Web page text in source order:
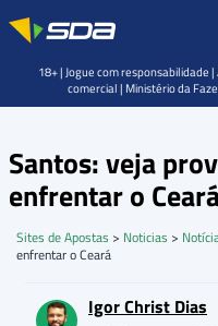
Santos: veja
enfrentar o
Sites de Apostas > Noticias >
enfrentar o Ceará
Igor Christ Dias
18+ | Jogue com responsabilidade
comercial | Ministério da